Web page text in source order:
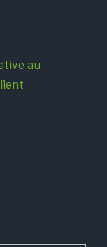
au